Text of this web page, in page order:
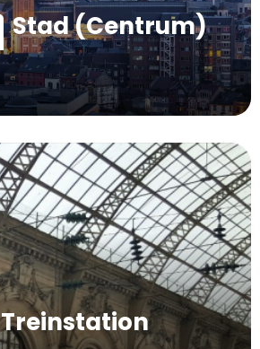
Stad (Centrum)
Treinstation